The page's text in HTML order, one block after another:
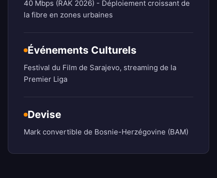
40 Mbps (RAK 2026) - Déploiement croissant de
la fibre en zones urbaines
Événements Culturels
Festival du Film de Sarajevo, streaming de la
Premier Liga
Devise
Mark convertible de Bosnie-Herzégovine (BAM)